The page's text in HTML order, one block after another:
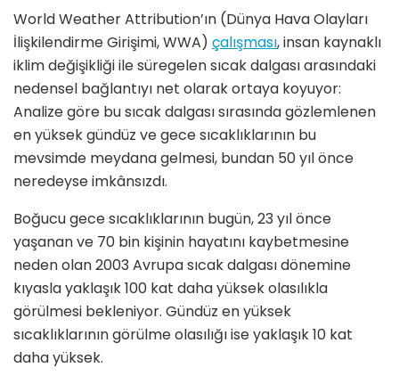
World Weather Attribution’ın (Dünya Hava Olayları
İlişkilendirme Girişimi, WWA) çalışması, insan kaynaklı
iklim değişikliği ile süregelen sıcak dalgası arasındaki
nedensel bağlantıyı net olarak ortaya koyuyor:
Analize göre bu sıcak dalgası sırasında gözlemlenen
en yüksek gündüz ve gece sıcaklıklarının bu
mevsimde meydana gelmesi, bundan 50 yıl önce
neredeyse imkânsızdı.
Boğucu gece sıcaklıklarının bugün, 23 yıl önce
yaşanan ve 70 bin kişinin hayatını kaybetmesine
neden olan 2003 Avrupa sıcak dalgası dönemine
kıyasla yaklaşık 100 kat daha yüksek olasılıkla
görülmesi bekleniyor. Gündüz en yüksek
sıcaklıklarının görülme olasılığı ise yaklaşık 10 kat
daha yüksek.